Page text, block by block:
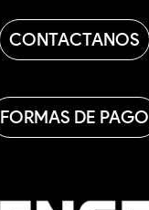
CONTACTANOS
FORMAS DE PAGO